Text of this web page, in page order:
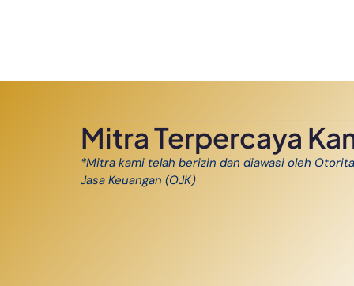
Mitra Terpercaya
*Mitra kami telah berizin dan diawasi oleh
Jasa Keuangan (OJK)